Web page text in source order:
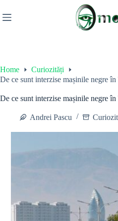
to
content
Home
Curiozități
De ce sunt interzise mașinile negre
De ce sunt interzise mașinile negre
Andrei Pascu